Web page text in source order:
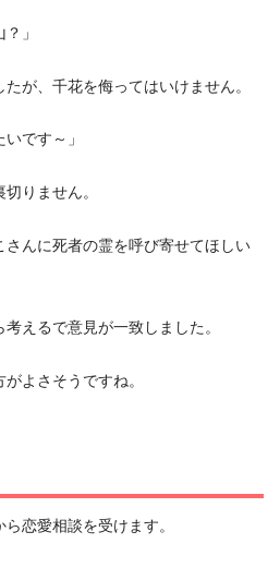
」
が、千花を侮ってはいけません。
です～」
りません。
さんに死者の霊を呼び寄せてほしい
えるで意見が一致しました。
よさそうですね。
恋愛相談を受けます。